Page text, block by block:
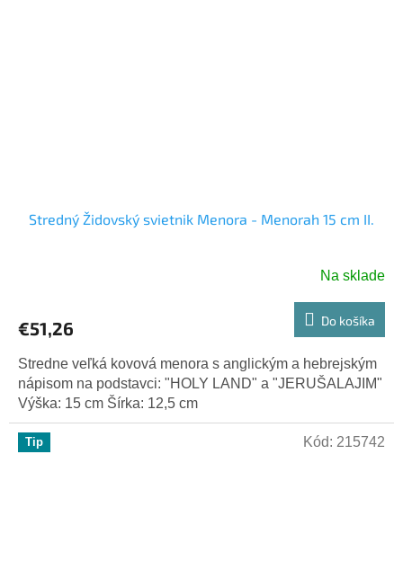
Stredný Židovský svietnik Menora - Menorah 15 cm II.
Na sklade
€51,26 Do košíka
Stredne veľká kovová menora s anglickým a hebrejským
nápisom na podstavci: "HOLY LAND" a "JERUŠALAJIM"
Výška: 15 cm Šírka: 12,5 cm
Tip Kód: 215742